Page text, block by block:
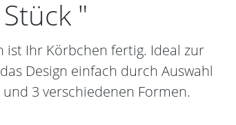
"
ist Ihr Körbchen fertig. Ideal zur
Design einfach durch Auswahl
3 verschiedenen Formen.